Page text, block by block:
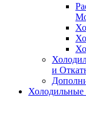
и